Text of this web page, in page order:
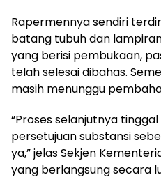
Rapermennya sendiri
batang tubuh dan
yang berisi pembukaan,
telah selesai dibahas.
masih menunggu
“Proses selanjutnya
persetujuan substansi
ya,” jelas Sekjen
yang berlangsung secara